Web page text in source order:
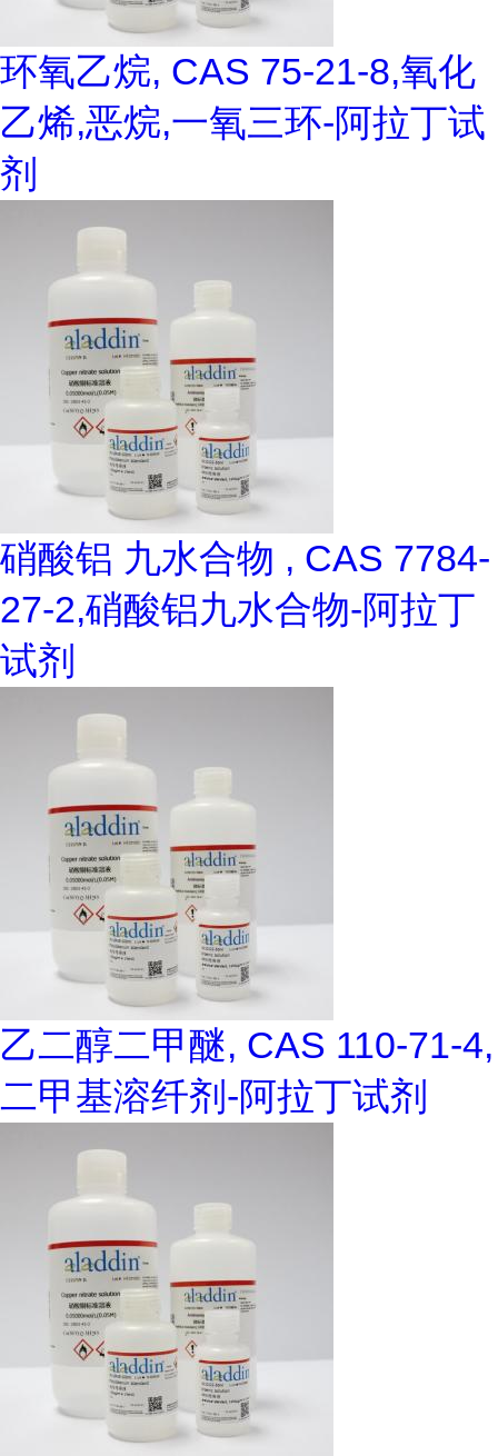
环氧乙烷, CAS 75-21-8,氧化
乙烯,恶烷,一氧三环-阿拉丁试
剂
硝酸铝 九水合物 , CAS 7784-
27-2,硝酸铝九水合物-阿拉丁
试剂
乙二醇二甲醚, CAS 110-71-4,
二甲基溶纤剂-阿拉丁试剂